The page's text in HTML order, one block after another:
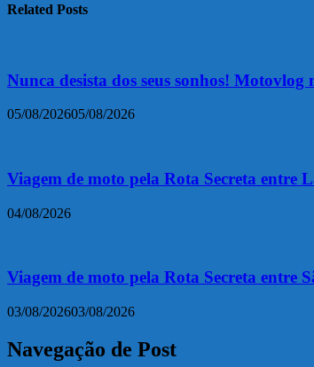
Related Posts
Nunca desista dos seus sonhos!
05/08/202605/08/2026
Viagem de moto pela Rota Secreta entre
04/08/2026
Viagem de moto pela Rota Secreta entre
03/08/202603/08/2026
Navegação de Post